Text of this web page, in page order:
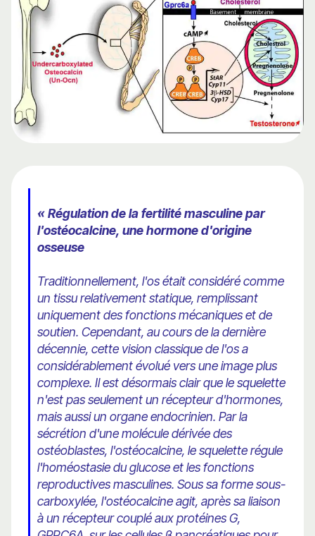
« Régulation de la fertilité masculine par
l'ostéocalcine, une hormone d'origine
osseuse
Traditionnellement, l'os était considéré comme
un tissu relativement statique, remplissant
uniquement des fonctions mécaniques et de
soutien. Cependant, au cours de la dernière
décennie, cette vision classique de l'os a
considérablement évolué vers une image plus
complexe. Il est désormais clair que le squelette
n'est pas seulement un récepteur d'hormones,
mais aussi un organe endocrinien. Par la
sécrétion d'une molécule dérivée des
ostéoblastes, l'ostéocalcine, le squelette régule
l'homéostasie du glucose et les fonctions
reproductives masculines. Sous sa forme sous-
carboxylée, l'ostéocalcine agit, après sa liaison
à un récepteur couplé aux protéines G,